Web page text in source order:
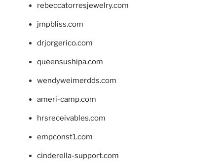
rebeccatorresjewelry.com
jmpbliss.com
drjorgerico.com
queensushipa.com
wendyweimerdds.com
ameri-camp.com
hrsreceivables.com
empconst1.com
cinderella-support.com